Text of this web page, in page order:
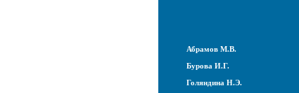
Абрамов М.В.
Бурова И.Г.
Голяндина Н.Э.